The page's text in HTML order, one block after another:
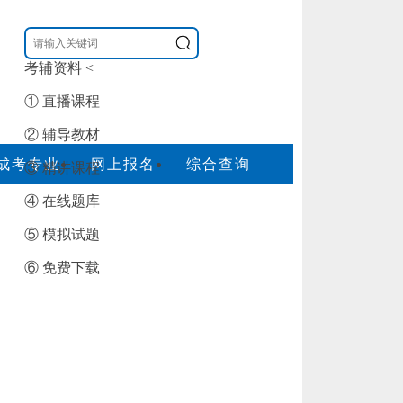
考辅资料 <
① 直播课程
② 辅导教材
③ 精讲课程
④ 在线题库
⑤ 模拟试题
⑥ 免费下载
考专业 网上报名 综合查询